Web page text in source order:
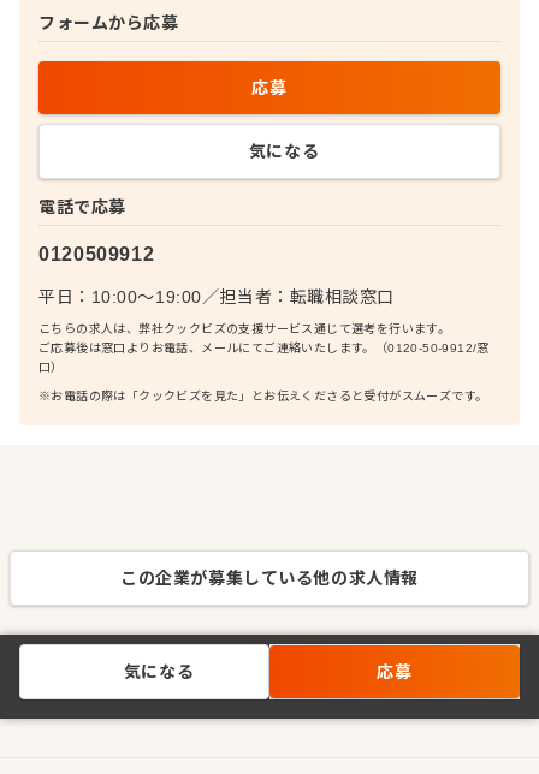
電話で応募
0120509912
平日：10:00〜19:00／担当者： 転職相談窓口
こちらの求人は、弊社クックビズの支援サービス通じて選考を行います。
ご応募後は窓口よりお電話、メールにてご連絡いたします。（0120-50-9912/窓
口）
※お電話の際は「クックビズを見た」とお伝えくださると受付がスムーズです。
フォームから応募
応募
気になる
この企業が募集している他の求人情報
気になる 応募